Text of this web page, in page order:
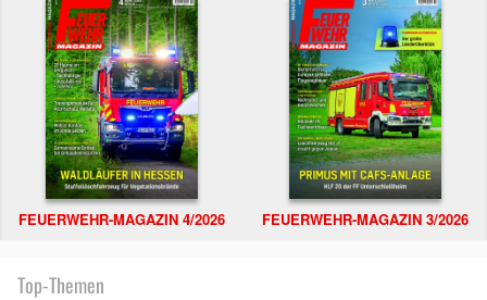
FEUERWEHR-MAGAZIN 4/2026 FEUERWEHR-MAGAZIN 3/2026
Top-Themen